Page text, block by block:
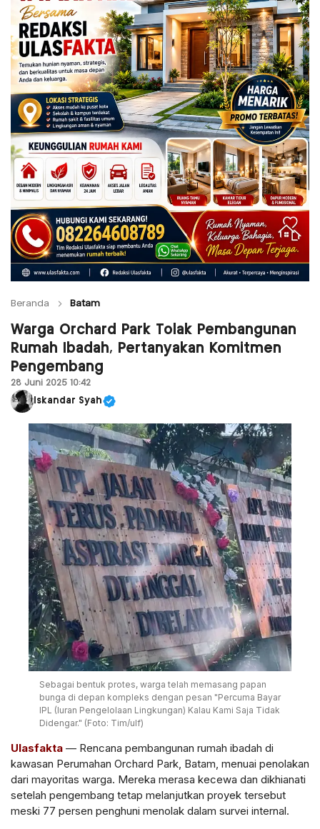
Beranda Batam
Warga Orchard Park Tolak Pembangunan
Rumah Ibadah, Pertanyakan Komitmen
Pengembang
28 Juni 2025 10:42
Iskandar Syah
Sebagai bentuk protes, warga telah memasang papan
bunga di depan kompleks dengan pesan "Percuma Bayar
IPL (Iuran Pengelolaan Lingkungan) Kalau Kami Saja Tidak
Didengar." (Foto: Tim/ulf)
Ulasfakta — Rencana pembangunan rumah ibadah di
kawasan Perumahan Orchard Park, Batam, menuai penolakan
dari mayoritas warga. Mereka merasa kecewa dan dikhianati
setelah pengembang tetap melanjutkan proyek tersebut
meski 77 persen penghuni menolak dalam survei internal.